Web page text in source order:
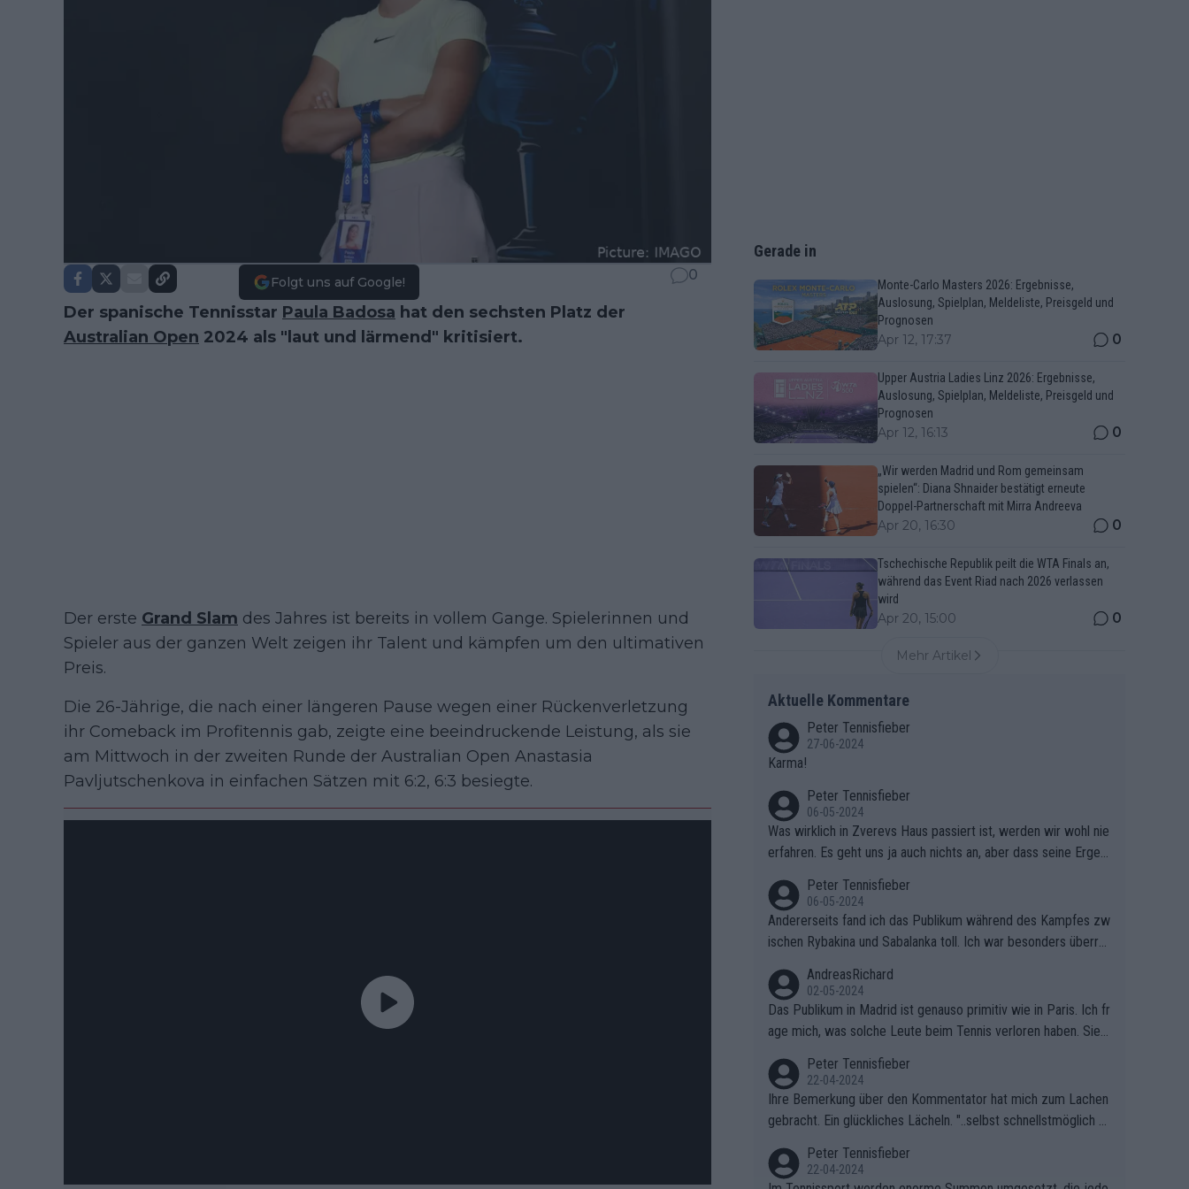
Folgt uns auf Google! 0
Der spanische Tennisstar Paula Badosa hat den sechsten Platz der
Australian Open 2024 als "laut und lärmend" kritisiert.
Der erste Grand Slam des Jahres ist bereits in vollem Gange. Spielerinnen und
Spieler aus der ganzen Welt zeigen ihr Talent und kämpfen um den ultimativen
Preis.
Die 26-Jährige, die nach einer längeren Pause wegen einer Rückenverletzung
ihr Comeback im Profitennis gab, zeigte eine beeindruckende Leistung, als sie
am Mittwoch in der zweiten Runde der Australian Open Anastasia
Pavljutschenkova in einfachen Sätzen mit 6:2, 6:3 besiegte.
Gerade in
Monte-Carlo Masters 2026: Ergebnisse,
Auslosung, Spielplan, Meldeliste, Preisgeld und
Prognosen
Apr 12, 17:37 0
Upper Austria Ladies Linz 2026: Ergebnisse,
Auslosung, Spielplan, Meldeliste, Preisgeld und
Prognosen
Apr 12, 16:13 0
„Wir werden Madrid und Rom gemeinsam
spielen“: Diana Shnaider bestätigt erneute
Doppel-Partnerschaft mit Mirra Andreeva
Apr 20, 16:30 0
Tschechische Republik peilt die WTA Finals an,
während das Event Riad nach 2026 verlassen
wird
Apr 20, 15:00 0
Mehr Artikel
Aktuelle Kommentare
Peter Tennisfieber
27-06-2024
Karma!
Peter Tennisfieber
06-05-2024
Was wirklich in Zverevs Haus passiert ist, werden wir wohl nie
erfahren. Es geht uns ja auch nichts an, aber dass seine Ergeb
Peter Tennisfieber
06-05-2024
Andererseits fand ich das Publikum während des Kampfes zw
ischen Rybakina und Sabalanka toll. Ich war besonders überras
AndreasRichard
02-05-2024
Das Publikum in Madrid ist genauso primitiv wie in Paris. Ich fr
age mich, was solche Leute beim Tennis verloren haben. Sie s
ben.
Peter Tennisfieber
22-04-2024
Ihre Bemerkung über den Kommentator hat mich zum Lachen
gebracht. Ein glückliches Lächeln. "..selbst schnellstmöglich na
Peter Tennisfieber
22-04-2024